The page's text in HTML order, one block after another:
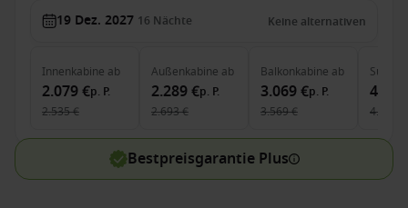
19 Dez. 2027 16 Nächte Keine alternativen
Innenkabine ab
2.079 €p. P.
2.535 €
Außenkabine ab
2.289 €p. P.
2.693 €
Balkonkabine ab
3.069 €p. P.
3.569 €
Suite
4.805 €
Bestpreisgarantie Plus